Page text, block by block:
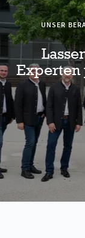
UNSER
Experten